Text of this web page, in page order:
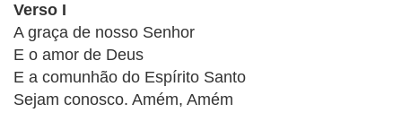
CIFRA
VÍDEO
HINOS
Verso I
A graça de nosso Senhor
E o amor de Deus
E a comunhão do Espírito Santo
Sejam conosco. Amém, Amém